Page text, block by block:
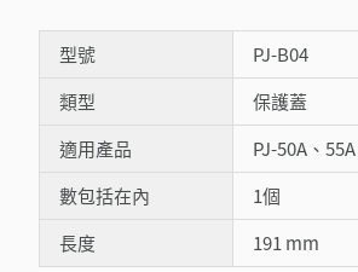
型號
PJ-B04
類型
保護蓋
適用產品
PJ-50A、55A
數包括在內
1個
長度
191 mm